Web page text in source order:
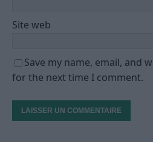
Site web
Save my name, email, and
for the next time I comment.